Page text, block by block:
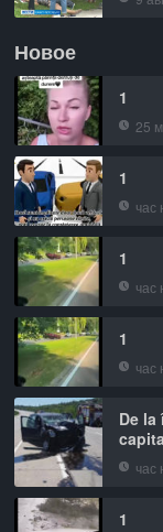
Новое
1
25
1
час
1
час
1
час
De
час
1